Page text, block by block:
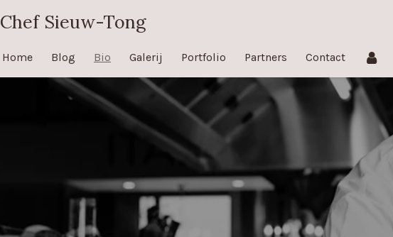
Chef Sieuw-Tong
Home Blog Bio Galerij Portfolio Partners Contact